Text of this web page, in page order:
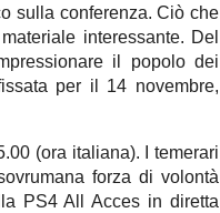
sulla conferenza. Ciò che
interessante. Del
il popolo dei
per il 14 novembre,
(ora italiana). I temerari
forza di volontà
PS4 All Acces in diretta